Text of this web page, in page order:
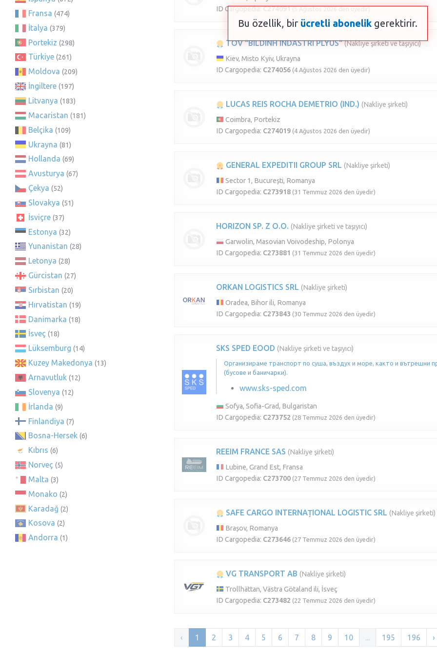
Fransa (474)
İtalya (379)
Portekiz (298)
Türkiye (261)
Moldova (209)
İngiltere (197)
Litvanya (183)
Macaristan (181)
Belçika (109)
Ukrayna (81)
Hollanda (69)
Avusturya (67)
Çekya (52)
Slovakya (51)
İsviçre (37)
Estonya (32)
Yunanistan (28)
Letonya (28)
Gürcistan (27)
Sırbistan (20)
Hırvatistan (19)
Danimarka (18)
İsveç (18)
Lüksemburg (14)
Kuzey Makedonya (13)
Arnavutluk (12)
Slovenya (12)
İrlanda (9)
Finlandiya (7)
Bosna-Hersek (6)
Kıbrıs (6)
Norveç (5)
Malta (3)
Monako (2)
Karadağ (2)
Kosova (2)
Andorra (1)
ID Cargopedia:C274091 (5 Ağustos 2026 den üyedir)
TOV "BILDINH INDASTRI PLYUS" (Nakliye şirketi ve taşıyıcı)
Kiev, Misto Kyiv, Ukrayna
ID Cargopedia: C274056 (4 Ağustos 2026 den üyedir)
LUCAS REIS ROCHA DEMETRIO (IND.) (Nakliye şirketi)
Coimbra, Portekiz
ID Cargopedia: C274019 (4 Ağustos 2026 den üyedir)
GENERAL EXPEDITII GROUP SRL (Nakliye şirketi)
Sector 1, București, Romanya
ID Cargopedia: C273918 (31 Temmuz 2026 den üyedir)
HORIZON SP. Z O.O. (Nakliye şirketi ve taşıyıcı)
Garwolin, Masovian Voivodeship, Polonya
ID Cargopedia: C273881 (31 Temmuz 2026 den üyedir)
ORKAN LOGISTICS SRL (Nakliye şirketi)
Oradea, Bihor ili, Romanya
ID Cargopedia: C273843 (30 Temmuz 2026 den üyedir)
SKS SPED EOOD (Nakliye şirketi ve taşıyıcı)
Организираме транспорт по суша, въздух и море, както и вътрешни
(бусове и баничарки).
www.sks-sped.com
Sofya, Sofia-Grad, Bulgaristan
ID Cargopedia: C273752 (28 Temmuz 2026 den üyedir)
REEIM FRANCE SAS (Nakliye şirketi)
Lubine, Grand Est, Fransa
ID Cargopedia: C273700 (27 Temmuz 2026 den üyedir)
SAFE CARGO INTERNAȚIONAL LOGISTIC SRL (Nakliye şirketi)
Brașov, Romanya
ID Cargopedia: C273646 (27 Temmuz 2026 den üyedir)
VG TRANSPORT AB (Nakliye şirketi)
Trollhättan, Västra Götaland ili, İsveç
ID Cargopedia: C273482 (22 Temmuz 2026 den üyedir)
‹ 1 2 3 4 5 6 7 8 9 10 ... 195 196 ›
Bu özellik, bir ücretli abonelik gerektirir.